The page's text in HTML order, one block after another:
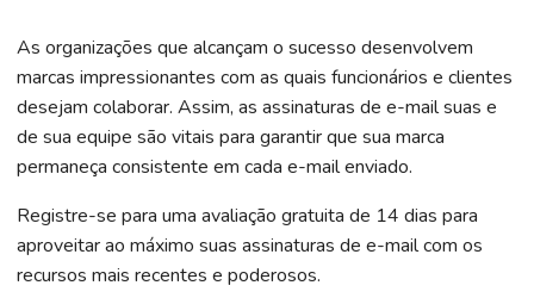
As organizações que alcançam o sucesso desenvolvem
marcas impressionantes com as quais funcionários e clientes
desejam colaborar. Assim, as assinaturas de e-mail suas e
de sua equipe são vitais para garantir que sua marca
permaneça consistente em cada e-mail enviado.
Registre-se para uma avaliação gratuita de 14 dias para
aproveitar ao máximo suas assinaturas de e-mail com os
recursos mais recentes e poderosos.